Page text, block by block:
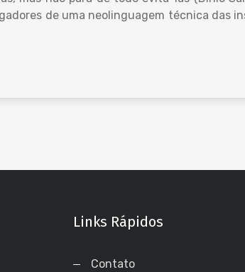
de uma neolinguagem técnica das
Links Rápidos
Contato